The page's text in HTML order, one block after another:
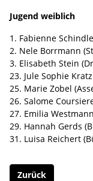
Jugend weiblich
1. Fabienne
2. Nele
3. Elisabeth
23. Jule Sophie
25. Marie Zobel
26. Salome
27. Emilia
29. Hannah
31. Luisa
Zurück